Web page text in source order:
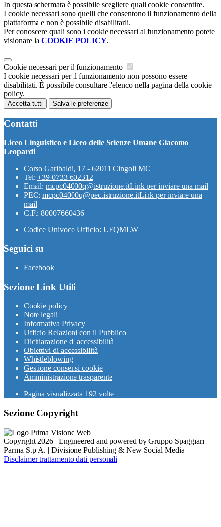
In questa schermata è possibile scegliere quali cookie consentire.
I cookie necessari sono quelli che consentono il funzionamento della
piattaforma e non è possibile disabilitarli.
Per conoscere quali sono i cookie necessari al funzionamento potete
visionare la COOKIE POLICY.
Cookie necessari per il funzionamento
I cookie necessari per il funzionamento non possono essere
disabilitati. È possibile consultare l'elenco nella pagina della cookie
policy.
Accetta tutti Salva le preferenze
Contatti
Liceo Linguistico e Liceo delle Scienze Umane Giacomo
Leopardi
Corso Garibaldi, 17 - 62011 Cingoli MC
Tel: +39 0733 602312
Email: mcpc04000q@istruzione.itLink per inviare una mail
PEC: mcpc04000q@pec.istruzione.itLink per inviare una
mail
C.F.: 80007660436
Codice Univoco Ufficio: UFQMLW
Seguici su
Facebook
Sezione Link Utili
Cookie policy
Note legali
Informativa Privacy
Ufficio Relazioni con il Pubblico
Dichiarazione di accessibilità
Obiettivi di accessibilità
Whistleblowing
Gestione consensi cookie
Amministrazione trasparente
Pagina visualizzata 192 volte
Sezione Copyright
Copyright 2026 | Engineered and powered by Gruppo Spaggiari
Parma S.p.A. | Divisione Publishing & New Social Media
Disclaimer trattamento dati personali